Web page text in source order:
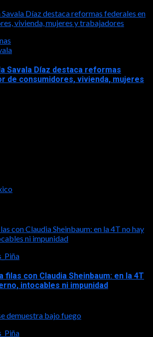
Díaz destaca reformas federales en
vivienda, mujeres y trabajadores
Savala Díaz destaca reformas
de consumidores, vivienda, mujeres
con Claudia Sheinbaum: en la 4T no hay
ni impunidad
con Claudia Sheinbaum: en la 4T
intocables ni impunidad
demuestra bajo fuego